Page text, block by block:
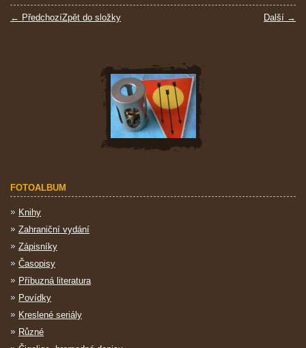
← Předchozí Další →
Zpět do složky
FOTOALBUM
Knihy
Zahraniční vydání
Zápisníky
Časopisy
Příbuzná literatura
Povídky
Kreslené seriály
Různé